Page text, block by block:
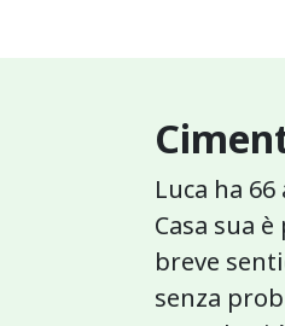
Luca ha
Casa sua
breve
senza